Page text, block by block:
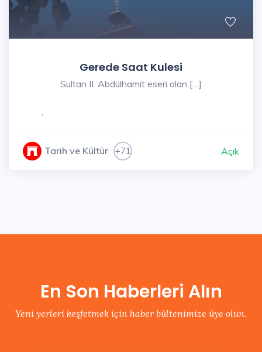
Gerede Saat Kulesi
Sultan II. Abdülhamit eseri olan […]
Tarih ve Kültür +71 Açık
En Son Haberleri Alın
Yeni yerleri keşfetmek için haber bültenimize üye olun.